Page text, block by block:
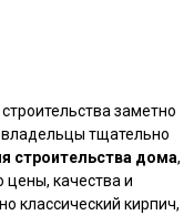
заметно
тщательно
строительства дома,
качества и
классический кирпич,